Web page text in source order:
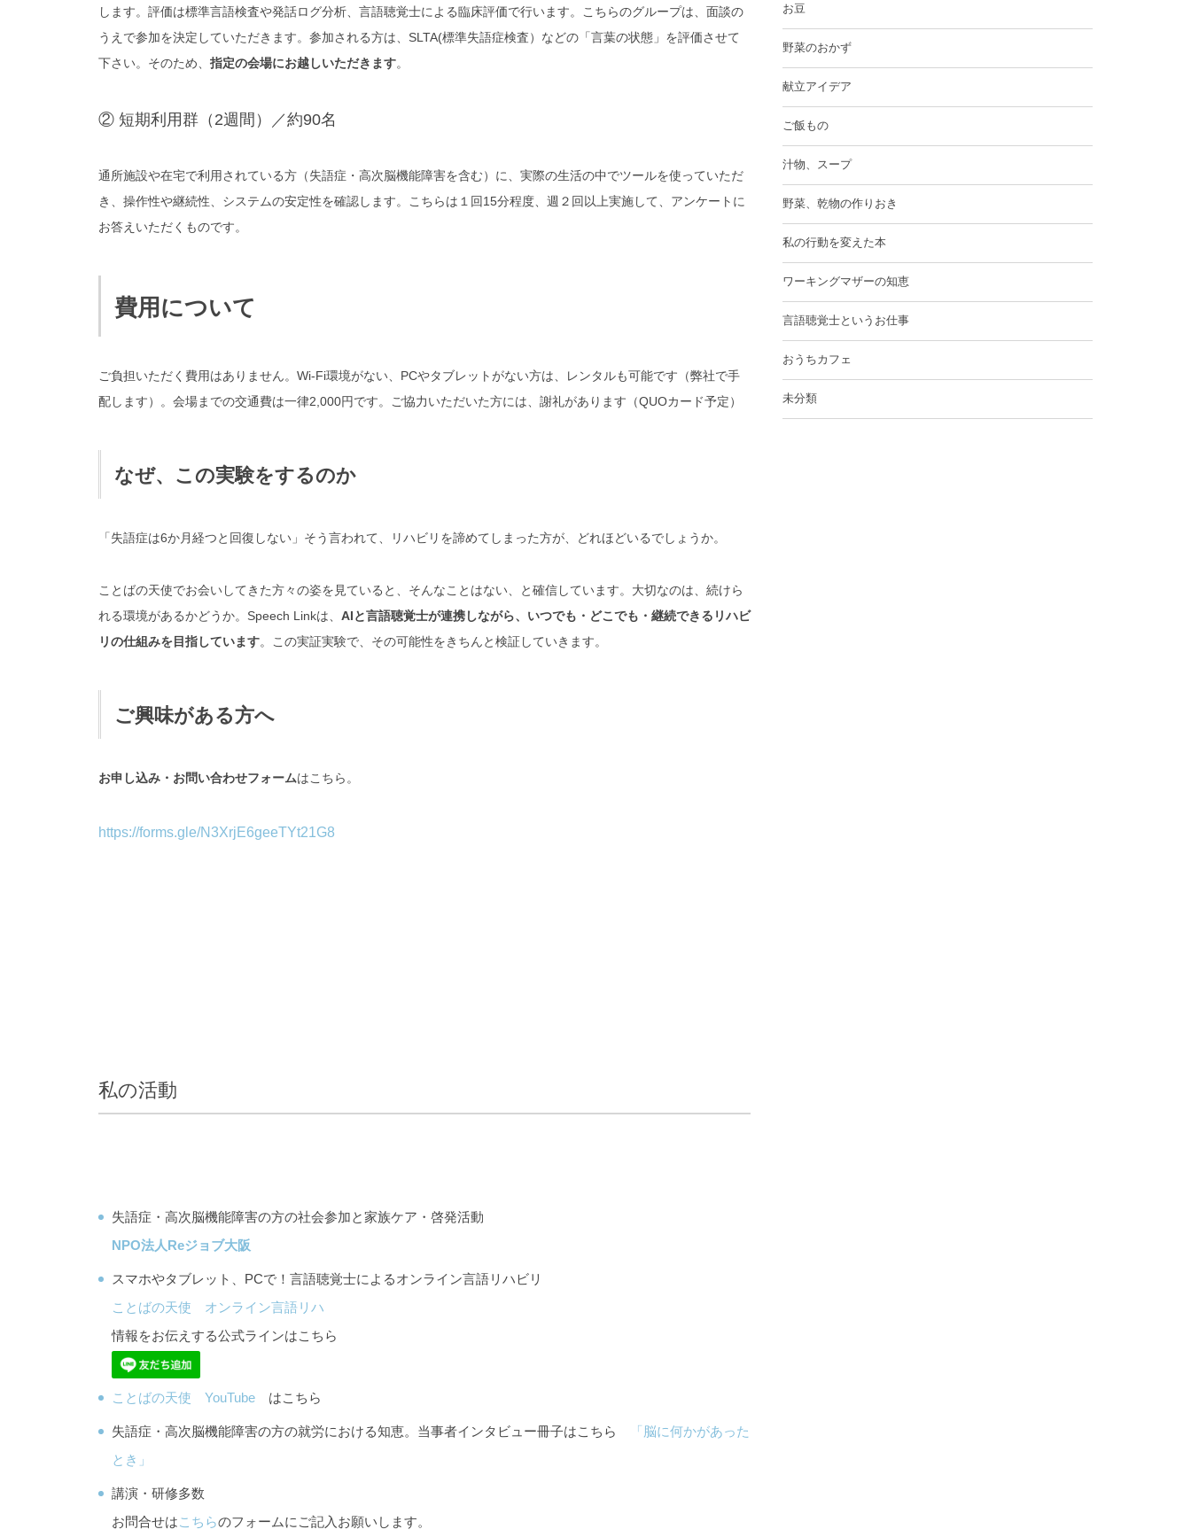
します。評価は標準言語検査や発話ログ分析、言語聴覚士による臨床評価で行います。
こちらのグループは、 面談の
うえで参加を決定 していただきます。参加される方は、SLTA(標準失語症検査）などの「言葉の状態」を評価させて
下さい。そのため、 指定の会場にお越しいただきます。
② 短期利用群（2週間）／約90名
通所施設や在宅で利用されている方（失語症・高次脳機能障害を含む）に、実際の生活の中でツールを使っていただ
き、操作性や継続性、システムの安定性を確認します。こちらは１回15分程度、週２回以上実施して、アンケートに
お答えいただくものです。
費用について
ご負担いただく費用はありません。Wi-Fi環境がない、PCやタブレットがない方は、レンタルも可能です（弊社で手
配します）。会場までの交通費は一律2,000円です。ご協力いただいた方には、謝礼があります（QUOカード予定）
なぜ、この実験をするのか
「失語症は6か月経つと回復しない」そう言われて、リハビリを諦めてしまった方が、どれほどいるでしょうか。
ことばの天使でお会いしてきた方々の姿を見ていると、そんなことはない、と確信しています。大切なのは、続けら
れる環境があるかどうか。 Speech Linkは、 AIと言語聴覚士が連携しながら、いつでも・どこでも・継続できるリハビ
リの仕組みを目指しています。この実証実験で、その可能性をきちんと検証していきます。
ご興味がある方へ
お申し込み・お問い合わせフォームはこちら。
https://forms.gle/N3XrjE6geeTYt21G8
私の活動
失語症・高次脳機能障害の方の社会参加と家族ケア・啓発活動
NPO法人Reジョブ大阪
スマホやタブレット、PCで！言語聴覚士によるオンライン言語リハビリ
ことばの天使 オンライン言語リハ
情報をお伝えする公式ラインはこちら
ことばの天使 YouTube はこちら
失語症・高次脳機能障害の方の就労における知恵。当事者インタビュー冊子はこちら
「脳に何かがあった
とき」
講演・研修多数
お問合せはこちらのフォームにご記入お願いします。
お豆
野菜のおかず
献立アイデア
ご飯もの
汁物、スープ
野菜、乾物の作りおき
私の行動を変えた本
ワーキングマザーの知恵
言語聴覚士というお仕事
おうちカフェ
未分類